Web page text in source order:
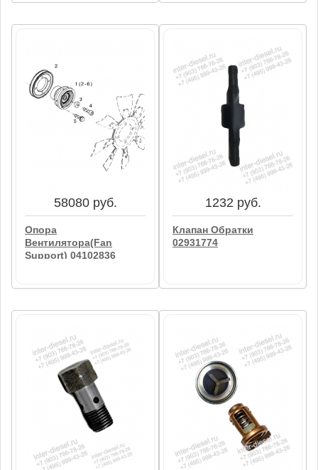
225 руб.
Маслосъемный
Колпачок DEUTZ
5995 руб.
Патрубок 04257229
58080 руб.
Опора
Вентилятора(Fan
Support) 04102836
58080 руб.
Вентилятора(Fan
Support) 04102836
1232 руб.
Клапан Обратки
02931774
1232 руб.
Клапан Обратки
02931774